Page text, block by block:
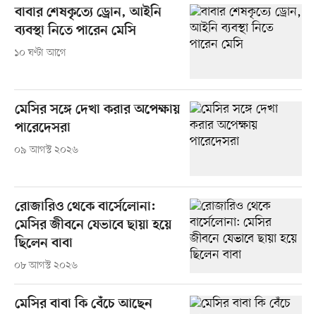
বাবার শেষকৃত্যে ড্রোন, আইনি
ব্যবস্থা নিতে পারেন মেসি
১০ ঘণ্টা আগে
মেসির সঙ্গে দেখা করার অপেক্ষায়
পারেদেসরা
০৯ আগস্ট ২০২৬
রোজারিও থেকে বার্সেলোনা:
মেসির জীবনে যেভাবে ছায়া হয়ে
ছিলেন বাবা
০৮ আগস্ট ২০২৬
মেসির বাবা কি বেঁচে আছেন